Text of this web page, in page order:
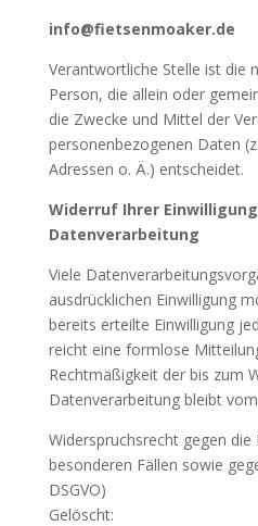
info@fietsenmoaker.de
Verantwortliche Stelle ist die
Person, die allein oder
die Zwecke und Mittel der
personenbezogenen Daten
Adressen o. Ä.) entscheidet.
Widerruf Ihrer
Datenverarbeitung
Viele
ausdrücklichen Einwilligung
bereits erteilte Einwilligung
reicht eine formlose
Rechtmäßigkeit der bis zum
Datenverarbeitung bleibt
Widerspruchsrecht gegen
besonderen Fällen sowie
DSGVO)
Gelöscht: